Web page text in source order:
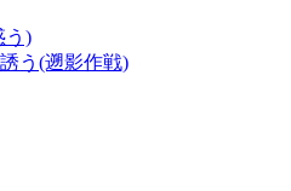
う)
う(遡影作戦)